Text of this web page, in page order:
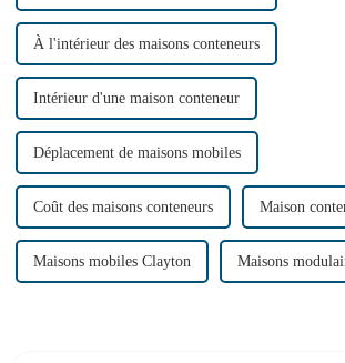
À l'intérieur des maisons conteneurs
Intérieur d'une maison conteneur
Déplacement de maisons mobiles
Coût des maisons conteneurs Maison
Maisons mobiles Clayton Maisons